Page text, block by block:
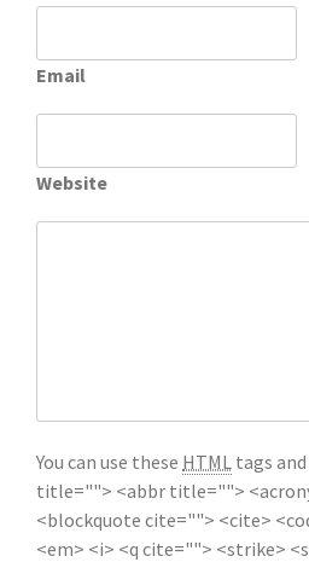
Email
Website
You can use these HTML tags
title=""> <abbr title="">
<blockquote cite=""> <cite>
<em> <i> <q cite=""> <strike>